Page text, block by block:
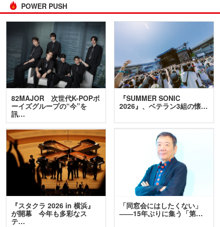
POWER PUSH
82MAJOR 次世代K-POPボ
ーイズグループの“今”を
訊…
『SUMMER SONIC
2026』、ベテラン3組の懐…
『スタクラ 2026 in 横浜』
が開幕 今年も多彩なス
テ…
「同窓会にはしたくない」
――15年ぶりに集う「第…